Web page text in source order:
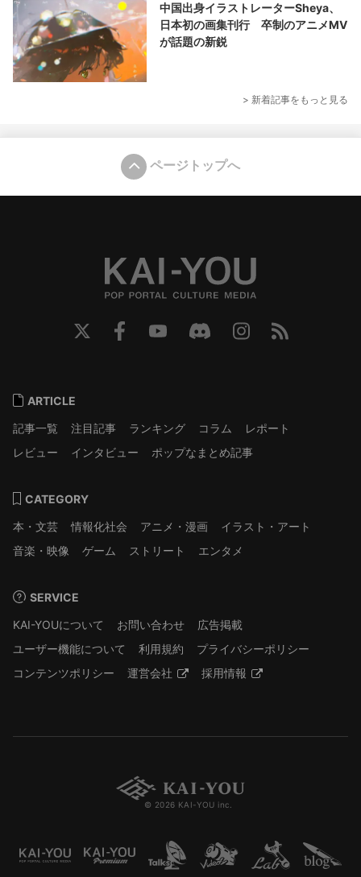
中国出身イラストレーターSheya、
日本初の画集刊行 卒制のアニメMV
が話題の新鋭
> 新着記事をもっと見る
ページトップへ
ARTICLE
記事一覧
注目記事 ランキング コラム
レポート
レビュー
インタビュー ポップなまとめ記事
CATEGORY
本・文芸
情報化社会 アニメ・漫画
イラスト・アート
音楽・映像
ゲーム ストリート エンタメ
SERVICE
KAI-YOUについて
お問い合わせ
広告掲載
ユーザー機能について
利用規約
プライバシーポリシー
コンテンツポリシー
運営会社 採用情報
© 2026 KAI-YOU inc.